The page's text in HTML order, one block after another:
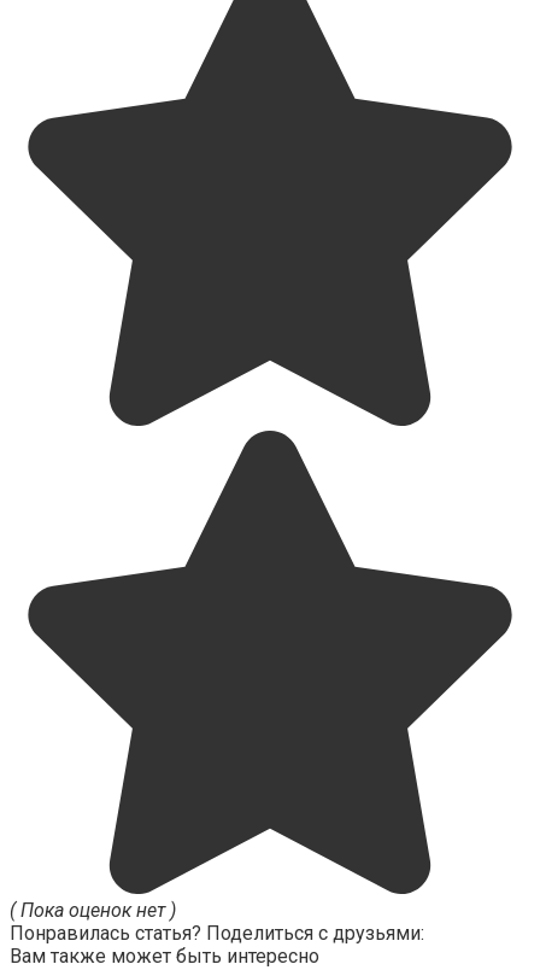
( Пока оценок нет )
Понравилась статья? Поделиться с друзьями:
Вам также может быть интересно